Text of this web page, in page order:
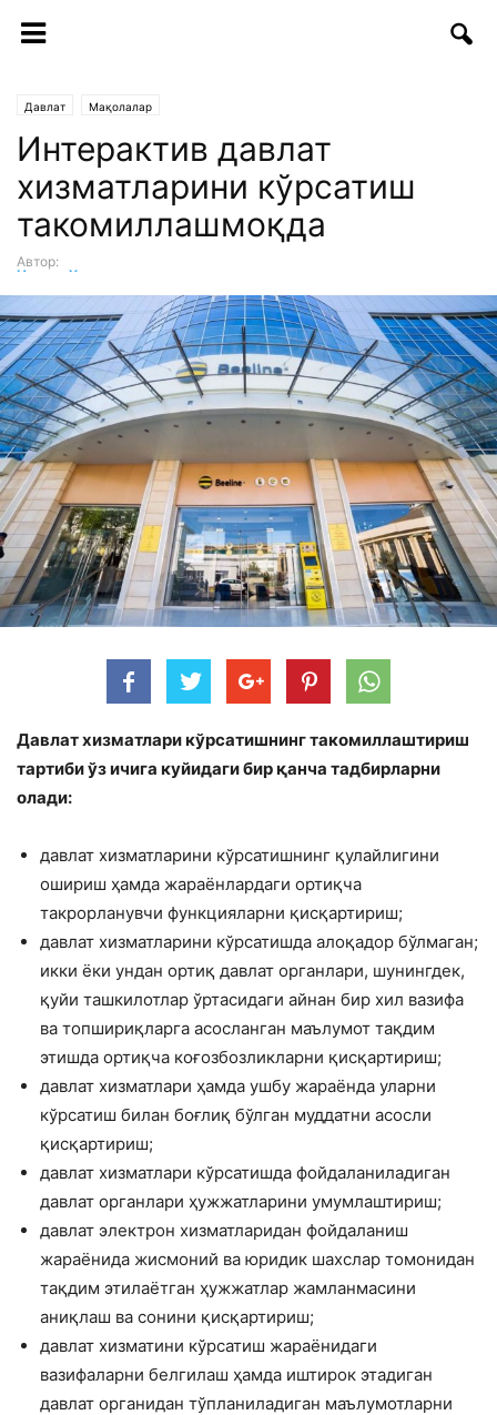
Давлат Мақолалар
Интерактив давлат
хизматларини кўрсатиш
такомиллашмоқда
Автор:
Нигора Умарова
Давлат хизматлари кўрсатишнинг такомиллаштириш
тартиби ўз ичига куйидаги бир қанча тадбирларни
олади:
давлат хизматларини кўрсатишнинг қулайлигини
ошириш ҳамда жараёнлардаги ортиқча
такрорланувчи функцияларни қисқартириш;
давлат хизматларини кўрсатишда алоқадор бўлмаган;
икки ёки ундан ортиқ давлат органлари, шунингдек,
қуйи ташкилотлар ўртасидаги айнан бир хил вазифа
ва топшириқларга асосланган маълумот тақдим
этишда ортиқча коғозбозликларни қисқартириш;
давлат хизматлари ҳамда ушбу жараёнда уларни
кўрсатиш билан боғлиқ бўлган муддатни асосли
қисқартириш;
давлат хизматлари кўрсатишда фойдаланиладиган
давлат органлари ҳужжатларини умумлаштириш;
давлат электрон хизматларидан фойдаланиш
жараёнида жисмоний ва юридик шахслар томонидан
тақдим этилаётган ҳужжатлар жамланмасини
аниқлаш ва сонини қисқартириш;
давлат хизматини кўрсатиш жараёнидаги
вазифаларни белгилаш ҳамда иштирок этадиган
давлат органидан тўпланиладиган маълумотларни